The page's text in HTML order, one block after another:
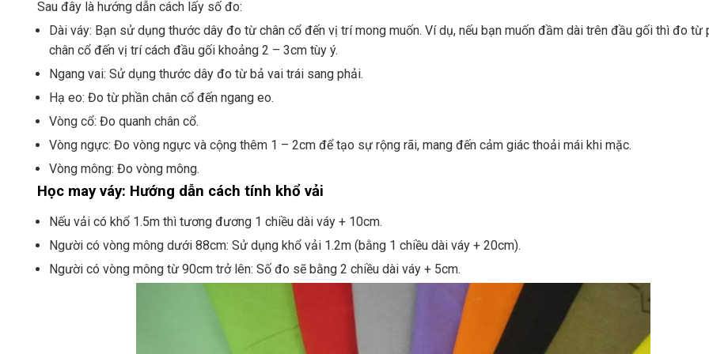
Sau đây là hướng dẫn cách lấy số đo:
Dài váy: Bạn sử dụng thước dây đo từ chân cổ đến vị trí mong muốn. Ví dụ, nếu bạn muốn đầm dài trên đầu gối thì đo từ
chân cổ đến vị trí cách đầu gối khoảng 2 – 3cm tùy ý.
Ngang vai: Sử dụng thước dây đo từ bả vai trái sang phải.
Hạ eo: Đo từ phần chân cổ đến ngang eo.
Vòng cổ: Đo quanh chân cổ.
Vòng ngực: Đo vòng ngực và cộng thêm 1 – 2cm để tạo sự rộng rãi, mang đến cảm giác thoải mái khi mặc.
Vòng mông: Đo vòng mông.
Học may váy: Hướng dẫn cách tính khổ vải
Nếu vải có khổ 1.5m thì tương đương 1 chiều dài váy + 10cm.
Người có vòng mông dưới 88cm: Sử dụng khổ vải 1.2m (bằng 1 chiều dài váy + 20cm).
Người có vòng mông từ 90cm trở lên: Số đo sẽ bằng 2 chiều dài váy + 5cm.